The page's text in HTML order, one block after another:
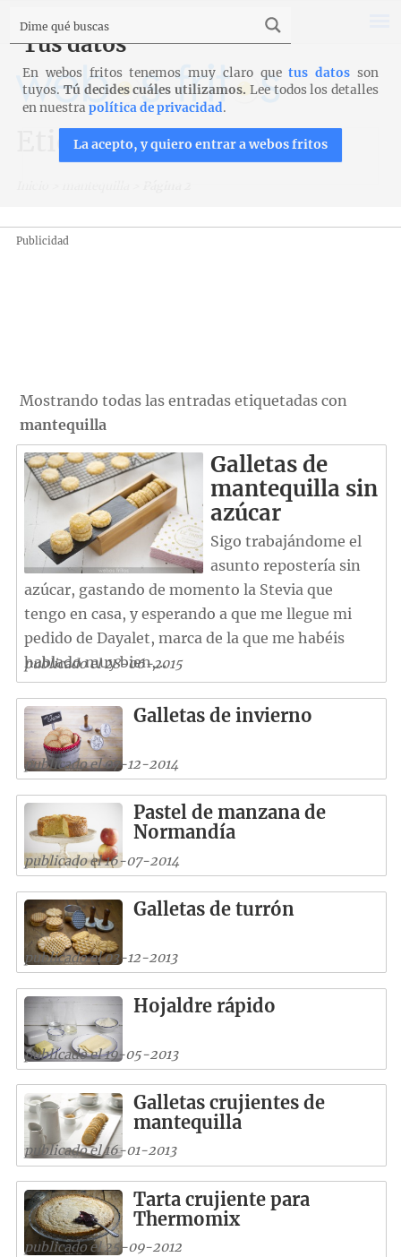
Etiqueta: mantequilla
Publicidad
Mostrando todas las entradas etiquetadas con
mantequilla
Galletas de
mantequilla sin
azúcar
Sigo trabajándome el
asunto repostería sin
azúcar, gastando de momento la Stevia que
tengo en casa, y esperando a que me llegue mi
pedido de Dayalet, marca de la que me habéis
hablado muy bien,...
publicado el 28-06-2015
Galletas de invierno
publicado el 07-12-2014
Pastel de manzana de
Normandía
publicado el 16-07-2014
Galletas de turrón
publicado el 03-12-2013
Hojaldre rápido
publicado el 19-05-2013
Galletas crujientes de
mantequilla
publicado el 16-01-2013
Tarta crujiente para
Thermomix
publicado el 25-09-2012
Tus datos
En webos fritos tenemos muy claro quetus datos son
tuyos. Tú decides cuáles utilizamos. Lee todos los detalles
en nuestrapolítica de privacidad.
La acepto, y quiero entrar a webos fritos